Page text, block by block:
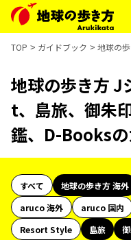
TOP ガイドブック 地球の
地球の歩き方 J
t、島旅、御朱
鑑、D-Books
すべて 地球の歩き方 海外
aruco 海外
aruco 国内
Resort Style
島旅